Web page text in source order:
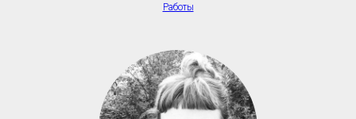
Работы